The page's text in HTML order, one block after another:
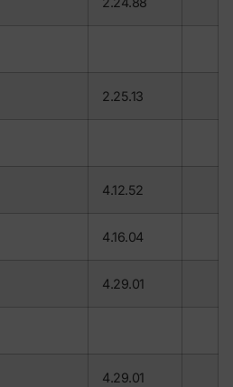
2.25.13
4.12.52
4.16.04
4.29.01
4.29.01